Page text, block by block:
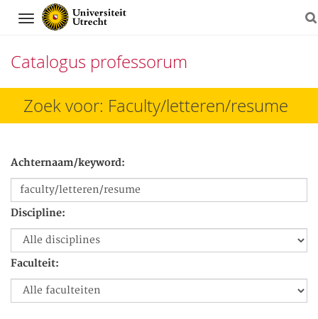
Navigation
Catalogus professorum
Direct
naar
inhoud
Zoek voor: Faculty/letteren/resume
Achternaam/keyword:
Discipline:
Faculteit: